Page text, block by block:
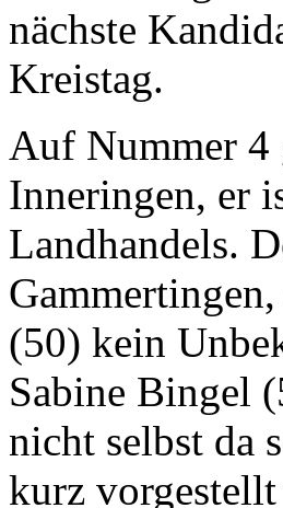
nächste
Kreistag.
Auf Nummer 4
Inneringen, er
Landhandels.
(50) kein
Sabine Bingel
nicht selbst da
kurz